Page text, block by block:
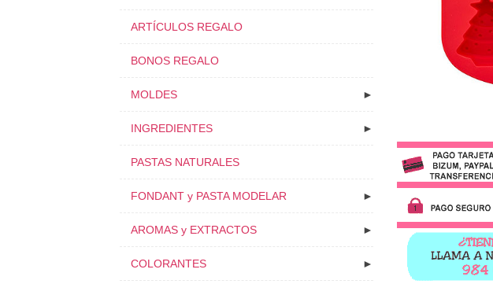
ARTÍCULOS REGALO
BONOS REGALO
►
MOLDES
►
INGREDIENTES
PASTAS NATURALES
►
FONDANT y PASTA MODELAR
►
AROMAS y EXTRACTOS
►
COLORANTES